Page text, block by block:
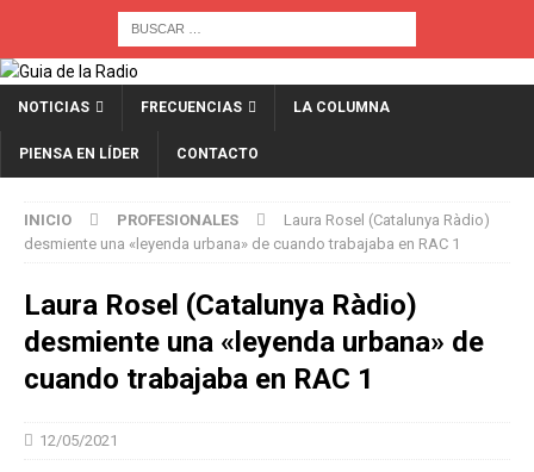
NOTICIAS FRECUENCIAS LA COLUMNA
PIENSA EN LÍDER CONTACTO
INICIO PROFESIONALES
Laura Rosel (Catalunya Ràdio)
desmiente una «leyenda urbana» de cuando trabajaba en RAC 1
Laura Rosel (Catalunya Ràdio)
desmiente una «leyenda urbana» de
cuando trabajaba en RAC 1
12/05/2021